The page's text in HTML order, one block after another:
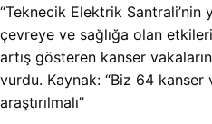
“Teknecik Elektrik Santrali’nin
çevreye ve sağlığa olan
artış gösteren kanser
vurdu. Kaynak: “Biz 64 kanser
araştırılmalı”